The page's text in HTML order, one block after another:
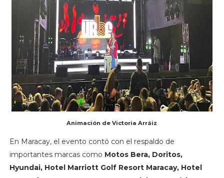
Animación de Victoria Arráiz
En Maracay, el evento contó con el respaldo de
importantes marcas como Motos Bera, Doritos,
Hyundai, Hotel Marriott Golf Resort Maracay, Hotel